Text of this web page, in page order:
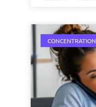
CONCENTRATION